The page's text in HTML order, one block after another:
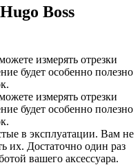
Boss
измерять отрезки
будет особенно полезно
измерять отрезки
будет особенно полезно
в эксплуатации. Вам не
их. Достаточно один раз
вашего аксессуара.